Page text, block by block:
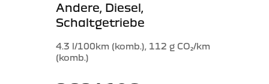
Andere, Diesel,
Schaltgetriebe
4.3 l/100km (komb.), 112 g CO₂/km
(komb.)